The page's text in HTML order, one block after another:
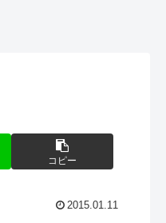
コピー
2015.01.11